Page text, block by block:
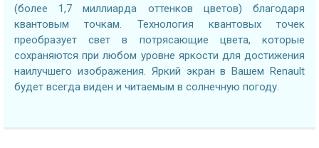
(более 1,7 миллиарда оттенков цветов) благодаря
квантовым точкам. Технология квантовых точек
преобразует свет в потрясающие цвета, которые
сохраняются при любом уровне яркости для достижения
наилучшего изображения. Яркий экран в Вашем Renault
будет всегда виден и читаемым в солнечную погоду.